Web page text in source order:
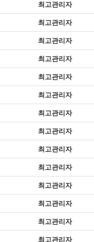
최고관리자
최고관리자
최고관리자
최고관리자
최고관리자
최고관리자
최고관리자
최고관리자
최고관리자
최고관리자
최고관리자
최고관리자
최고관리자
최고관리자